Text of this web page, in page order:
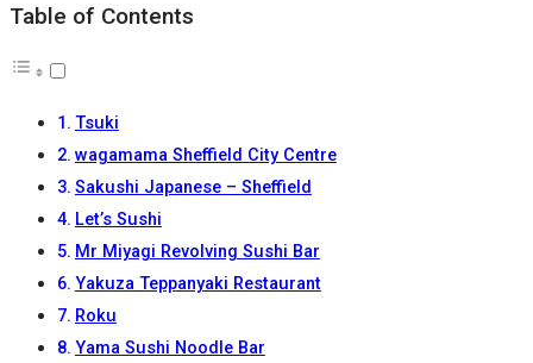
Table of Contents
Tsuki
wagamama Sheffield City Centre
Sakushi Japanese – Sheffield
Let’s Sushi
Mr Miyagi Revolving Sushi Bar
Yakuza Teppanyaki Restaurant
Roku
Yama Sushi Noodle Bar